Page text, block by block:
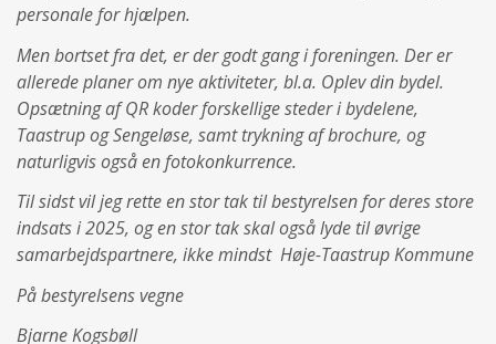
personale for hjælpen.
Men bortset fra det, er der godt gang i foreningen. Der er
allerede planer om nye aktiviteter, bl.a. Oplev din bydel.
Opsætning af QR koder forskellige steder i bydelene,
Taastrup og Sengeløse, samt trykning af brochure, og
naturligvis også en fotokonkurrence.
Til sidst vil jeg rette en stor tak til bestyrelsen for deres store
indsats i 2025, og en stor tak skal også lyde til øvrige
samarbejdspartnere, ikke mindst Høje-Taastrup Kommune
På bestyrelsens vegne
Bjarne Kogsbøll